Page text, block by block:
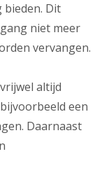
Dit
niet meer
vervangen.
altijd
een
Daarnaast